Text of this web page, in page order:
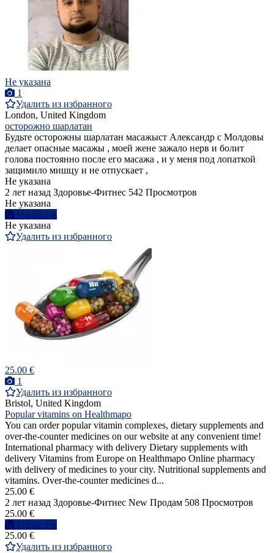
Не указана
1
Удалить из избранного
London, United Kingdom
осторожно шарлатан
Будьте осторожны шарлатан масажыст Александр с Молдовы
делает опасные масажы , моей жене зажало нерв и болит
голова постоянно после его масажа , и у меня под лопаткой
защимило мишцу и не отпускает ,
Не указана
2 лет назад Здоровье-Фитнес 542 Просмотров
Не указана
Написать
Не указана
Удалить из избранного
25.00 €
1
Удалить из избранного
Bristol, United Kingdom
Popular vitamins on Healthmapo
You can order popular vitamin complexes, dietary supplements and
over-the-counter medicines on our website at any convenient time!
International pharmacy with delivery Dietary supplements with
delivery Vitamins from Europe on Healthmapo Online pharmacy
with delivery of medicines to your city. Nutritional supplements and
vitamins. Over-the-counter medicines d...
25.00 €
2 лет назад Здоровье-Фитнес New Продам 508 Просмотров
25.00 €
Написать
25.00 €
Удалить из избранного